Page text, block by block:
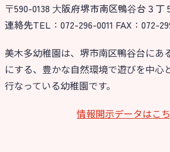
〒590-0138 ⼤阪府堺市南区鴨⾕台３丁
連絡先TEL：072-296-0011 FAX：072-
美木多幼稚園は、堺市南区鴨谷台にあ
にする、豊かな自然環境で遊びを中心
行なっている幼稚園です。
情報開⽰データはこ